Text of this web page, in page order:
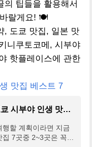
의 팁들을 활용해서
바랄게요! 🍽️
, 도쿄 맛집, 일본 맛
니쿠토코메, 시부야
핫플레이스에 관한
맛집 베스트 7
(일본 꼭먹) 최신 도쿄 시부야 인생 맛집 베스트 7
할 계획이라면 지금
7곳중 2~3곳은 꼭